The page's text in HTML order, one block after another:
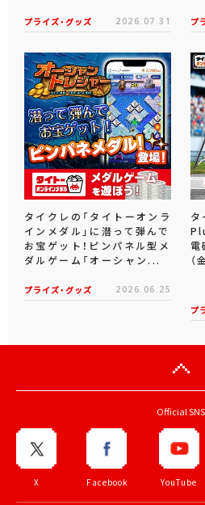
プライズ・グッズ 2026.07.31 プ
タイクレの「タイトーオンラ
インメダル」に潜って弾んで
お宝ゲット！ピンパネル型メ
ダルゲーム「オーシャン...
プライズ・グッズ 2026.06.25
電
（
プ
Official SNS
X Facebook YouTube